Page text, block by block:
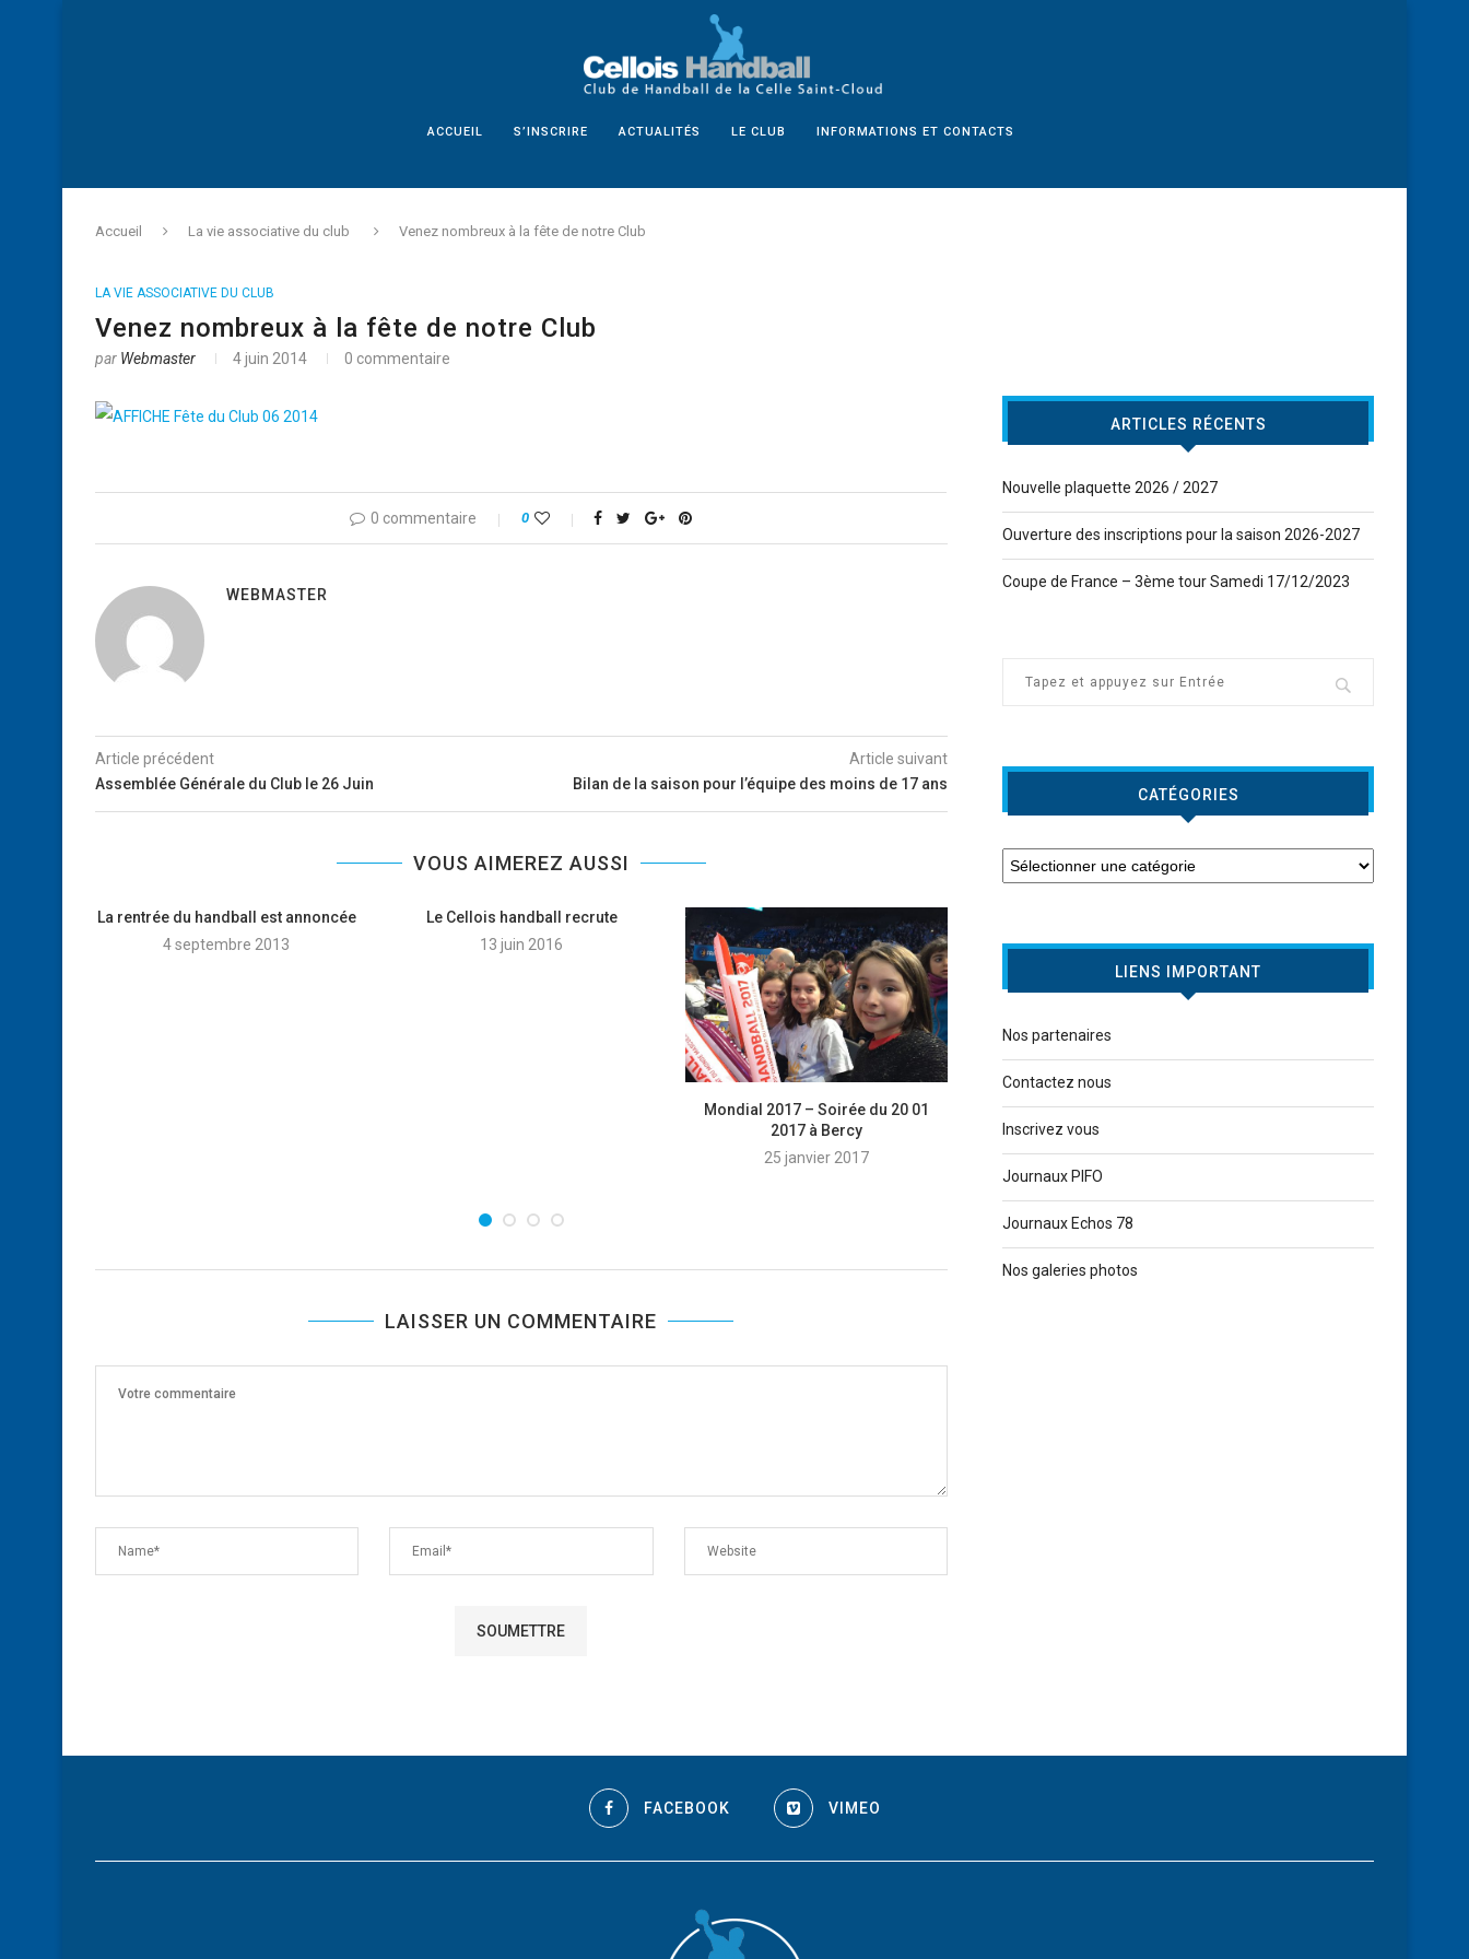
ACCUEIL S’INSCRIRE ACTUALITÉS LE CLUB INFORMATIONS ET CONTACTS
Accueil La vie associative du club Venez nombreux à la fête de notre Club
LA VIE ASSOCIATIVE DU CLUB
Venez nombreux à la fête de notre Club
par Webmaster 4 juin 2014 0 commentaire
0 commentaire 0
WEBMASTER
Article précédent
Assemblée Générale du Club le 26 Juin
Article suivant
Bilan de la saison pour l’équipe des moins de 17 ans
VOUS AIMEREZ AUSSI
La rentrée du handball est annoncée
4 septembre 2013
Le Cellois handball recrute
13 juin 2016
Mondial 2017 – Soirée du 20 01
2017 à Bercy
25 janvier 2017
11 mars 2014
Détail des nouvelles
presse du 26/11/
LAISSER UN COMMENTAIRE
ARTICLES RÉCENTS
Nouvelle plaquette 2026 / 2027
Ouverture des inscriptions pour la saison 2026-2027
Coupe de France – 3ème tour Samedi 17/12/2023
CATÉGORIES
LIENS IMPORTANT
Nos partenaires
Contactez nous
Inscrivez vous
Journaux PIFO
Journaux Echos 78
Nos galeries photos
FACEBOOK VIMEO